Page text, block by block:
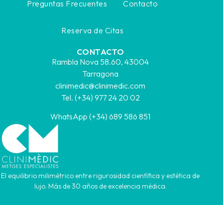
El equilibrio milimétrico entre rigurosidad científica y estética de
lujo. Más de 30 años de excelencia médica.
Preguntas Frecuentes
Contacto
Reserva de Citas
CONTACTO
Rambla Nova 58.60, 43004
Tarragona
clinimedic@clinimedic.com
Tel. (+34) 977 24 20 02
WhatsApp (+34) 689 586 851